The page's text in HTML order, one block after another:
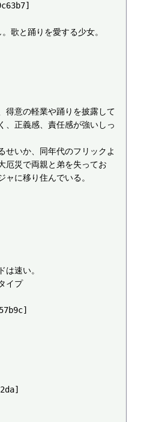
歌と踊りを愛する少女。
得意の軽業や踊りを披露して
、正義感、責任感が強いしっ
せいか、同年代のフリックよ
厄災で両親と弟を失ってお
ャに移り住んでいる。
は速い。
イプ